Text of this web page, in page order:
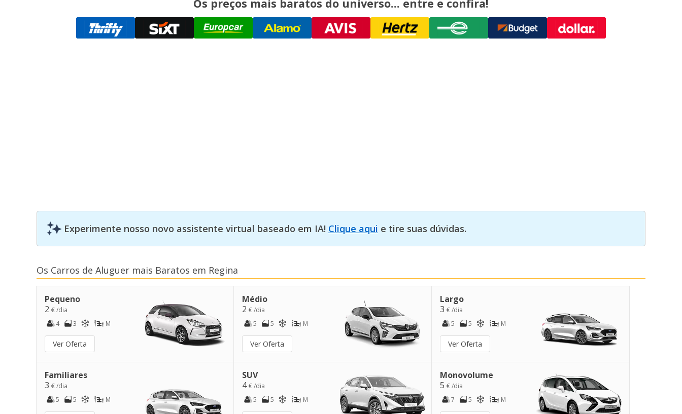
Os preços mais baratos do universo... entre e confira!
Experimente nosso novo assistente virtual baseado em IA! Clique aqui e tire suas dúvidas.
Os Carros de Aluguer mais Baratos em Regina
Pequeno
2 € /dia
4
3 M
Ver Oferta
Médio
2€ /dia
5
5 M
Ver Oferta
Largo
3 € /dia
5
5 M
Ver Oferta
Familiares
3 € /dia
5
5 M
SUV
4€ /dia
5
5 M
Monovolume
5 € /dia
7
5 M